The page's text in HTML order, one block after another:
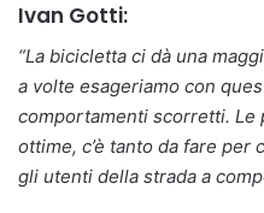
Ivan Gotti:
“La bicicletta ci dà una
a volte esageriamo con
comportamenti scorretti.
ottime, c’è tanto da fare
gli utenti della strada a